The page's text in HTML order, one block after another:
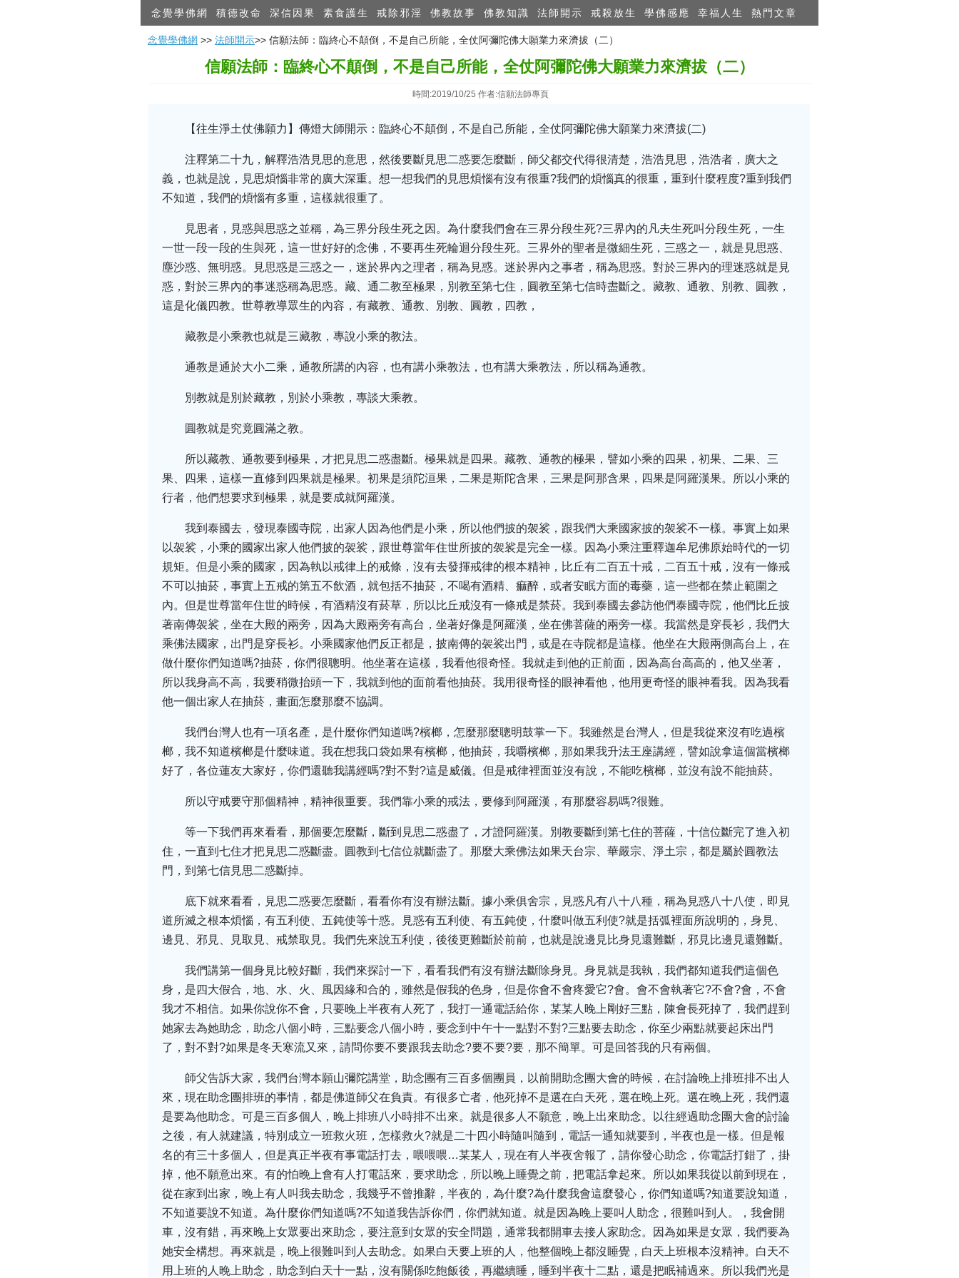
念覺學佛網 積德改命 深信因果 素食護生 戒除邪淫 佛教故事 佛教知識 法師開示 戒殺放生 學佛感應 幸福人生 熱門文章
念覺學佛網 >> 法師開示>> 信願法師：臨終心不顛倒，不是自己所能，全仗阿彌陀佛大願業力來濟拔（二）
信願法師：臨終心不顛倒，不是自己所能，全仗阿彌陀佛大願業力來濟拔（二）
時間:2019/10/25 作者:信願法師專頁
【往生淨土仗佛願力】傳燈大師開示：臨終心不顛倒，不是自己所能，全仗阿彌陀佛大願業力來濟拔(二)
注釋第二十九，解釋浩浩見思的意思，然後要斷見思二惑要怎麼斷，師父都交代得很清楚，浩浩見思，浩浩者，廣大之
義，也就是說，見思煩惱非常的廣大深重。想一想我們的見思煩惱有沒有很重?我們的煩惱真的很重，重到什麼程度?重到我們
不知道，我們的煩惱有多重，這樣就很重了。
見思者，見惑與思惑之並稱，為三界分段生死之因。為什麼我們會在三界分段生死?三界內的凡夫生死叫分段生死，一生
一世一段一段的生與死，這一世好好的念佛，不要再生死輪迴分段生死。三界外的聖者是微細生死，三惑之一，就是見思惑、
塵沙惑、無明惑。見思惑是三惑之一，迷於界內之理者，稱為見惑。迷於界內之事者，稱為思惑。對於三界內的理迷惑就是見
惑，對於三界內的事迷惑稱為思惑。藏、通二教至極果，別教至第七住，圓教至第七信時盡斷之。藏教、通教、別教、圓教，
這是化儀四教。世尊教導眾生的內容，有藏教、通教、別教、圓教，四教，
藏教是小乘教也就是三藏教，專說小乘的教法。
通教是通於大小二乘，通教所講的內容，也有講小乘教法，也有講大乘教法，所以稱為通教。
別教就是別於藏教，別於小乘教，專談大乘教。
圓教就是究竟圓滿之教。
所以藏教、通教要到極果，才把見思二惑盡斷。極果就是四果。藏教、通教的極果，譬如小乘的四果，初果、二果、三
果、四果，這樣一直修到四果就是極果。初果是須陀洹果，二果是斯陀含果，三果是阿那含果，四果是阿羅漢果。所以小乘的
行者，他們想要求到極果，就是要成就阿羅漢。
我到泰國去，發現泰國寺院，出家人因為他們是小乘，所以他們披的袈裟，跟我們大乘國家披的袈裟不一樣。事實上如果
以袈裟，小乘的國家出家人他們披的袈裟，跟世尊當年住世所披的袈裟是完全一樣。因為小乘注重釋迦牟尼佛原始時代的一切
規矩。但是小乘的國家，因為執以戒律上的戒條，沒有去發揮戒律的根本精神，比丘有二百五十戒，二百五十戒，沒有一條戒
不可以抽菸，事實上五戒的第五不飲酒，就包括不抽菸，不喝有酒精、痲醉，或者安眠方面的毒藥，這一些都在禁止範圍之
內。但是世尊當年住世的時候，有酒精沒有菸草，所以比丘戒沒有一條戒是禁菸。我到泰國去參訪他們泰國寺院，他們比丘披
著南傳袈裟，坐在大殿的兩旁，因為大殿兩旁有高台，坐著好像是阿羅漢，坐在佛菩薩的兩旁一樣。我當然是穿長衫，我們大
乘佛法國家，出門是穿長衫。小乘國家他們反正都是，披南傳的袈裟出門，或是在寺院都是這樣。他坐在大殿兩側高台上，在
做什麼你們知道嗎?抽菸，你們很聰明。他坐著在這樣，我看他很奇怪。我就走到他的正前面，因為高台高高的，他又坐著，
所以我身高不高，我要稍微抬頭一下，我就到他的面前看他抽菸。我用很奇怪的眼神看他，他用更奇怪的眼神看我。因為我看
他一個出家人在抽菸，畫面怎麼那麼不協調。
我們台灣人也有一項名產，是什麼你們知道嗎?檳榔，怎麼那麼聰明鼓掌一下。我雖然是台灣人，但是我從來沒有吃過檳
榔，我不知道檳榔是什麼味道。我在想我口袋如果有檳榔，他抽菸，我嚼檳榔，那如果我升法王座講經，譬如說拿這個當檳榔
好了，各位蓮友大家好，你們還聽我講經嗎?對不對?這是威儀。但是戒律裡面並沒有說，不能吃檳榔，並沒有說不能抽菸。
所以守戒要守那個精神，精神很重要。我們靠小乘的戒法，要修到阿羅漢，有那麼容易嗎?很難。
等一下我們再來看看，那個要怎麼斷，斷到見思二惑盡了，才證阿羅漢。別教要斷到第七住的菩薩，十信位斷完了進入初
住，一直到七住才把見思二惑斷盡。圓教到七信位就斷盡了。那麼大乘佛法如果天台宗、華嚴宗、淨土宗，都是屬於圓教法
門，到第七信見思二惑斷掉。
底下就來看看，見思二惑要怎麼斷，看看你有沒有辦法斷。據小乘俱舍宗，見惑凡有八十八種，稱為見惑八十八使，即見
道所滅之根本煩惱，有五利使、五鈍使等十惑。見惑有五利使、有五鈍使，什麼叫做五利使?就是括弧裡面所說明的，身見、
邊見、邪見、見取見、戒禁取見。我們先來說五利使，後後更難斷於前前，也就是說邊見比身見還難斷，邪見比邊見還難斷。
我們講第一個身見比較好斷，我們來探討一下，看看我們有沒有辦法斷除身見。身見就是我執，我們都知道我們這個色
身，是四大假合，地、水、火、風因緣和合的，雖然是假我的色身，但是你會不會疼愛它?會。會不會執著它?不會?會，不會
我才不相信。如果你說你不會，只要晚上半夜有人死了，我打一通電話給你，某某人晚上剛好三點，陳會長死掉了，我們趕到
她家去為她助念，助念八個小時，三點要念八個小時，要念到中午十一點對不對?三點要去助念，你至少兩點就要起床出門
了，對不對?如果是冬天寒流又來，請問你要不要跟我去助念?要不要?要，那不簡單。可是回答我的只有兩個。
師父告訴大家，我們台灣本願山彌陀講堂，助念團有三百多個團員，以前開助念團大會的時候，在討論晚上排班排不出人
來，現在助念團排班的事情，都是佛道師父在負責。有很多亡者，他死掉不是選在白天死，選在晚上死。選在晚上死，我們還
是要為他助念。可是三百多個人，晚上排班八小時排不出來。就是很多人不願意，晚上出來助念。以往經過助念團大會的討論
之後，有人就建議，特別成立一班救火班，怎樣救火?就是二十四小時隨叫隨到，電話一通知就要到，半夜也是一樣。但是報
名的有三十多個人，但是真正半夜有事電話打去，喂喂喂…某某人，現在有人半夜舍報了，請你發心助念，你電話打錯了，掛
掉，他不願意出來。有的怕晚上會有人打電話來，要求助念，所以晚上睡覺之前，把電話拿起來。所以如果我從以前到現在，
從在家到出家，晚上有人叫我去助念，我幾乎不曾推辭，半夜的，為什麼?為什麼我會這麼發心，你們知道嗎?知道要說知道，
不知道要說不知道。為什麼你們知道嗎?不知道我告訴你們，你們就知道。就是因為晚上要叫人助念，很難叫到人。，我會開
車，沒有錯，再來晚上女眾要出來助念，要注意到女眾的安全問題，通常我都開車去接人家助念。因為如果是女眾，我們要為
她安全構想。再來就是，晚上很難叫到人去助念。如果白天要上班的人，他整個晚上都沒睡覺，白天上班根本沒精神。白天不
用上班的人晚上助念，助念到白天十一點，沒有關係吃飽飯後，再繼續睡，睡到半夜十二點，還是把眠補過來。所以我們光是